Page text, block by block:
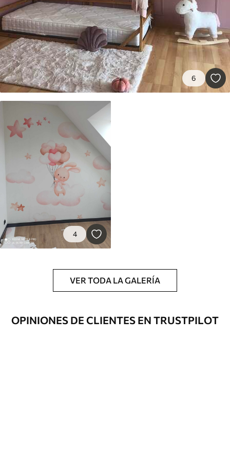
45.0027.00 €/m²
Premium
56.6734.00€/m²
Vinilo Premium
Peel and Stick
48 .99
6
4
VER TODA LA GALERÍA
OPINIONES DE CLIENTES EN TRUSTPILOT